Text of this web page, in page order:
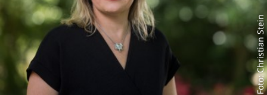
Foto: Christian Stein